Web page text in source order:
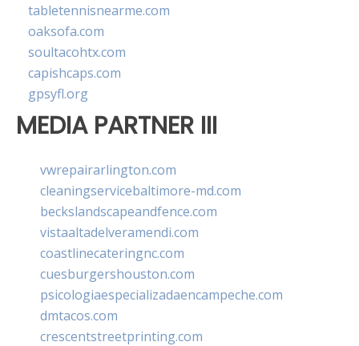
tabletennisnearme.com
oaksofa.com
soultacohtx.com
capishcaps.com
gpsyfl.org
MEDIA PARTNER III
vwrepairarlington.com
cleaningservicebaltimore-md.com
beckslandscapeandfence.com
vistaaltadelveramendi.com
coastlinecateringnc.com
cuesburgershouston.com
psicologiaespecializadaencampeche.com
dmtacos.com
crescentstreetprinting.com